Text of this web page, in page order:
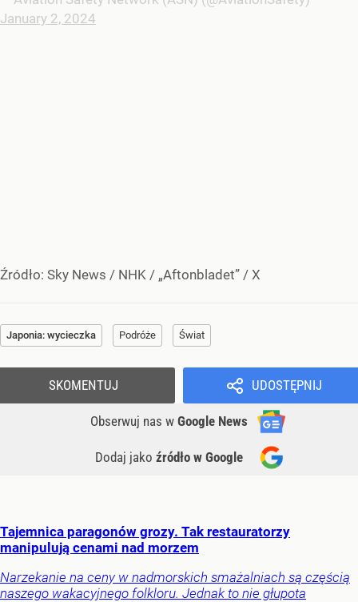
January 2, 2024
Źródło: Sky News / NHK / „Aftonbladet” / X
Japonia: wycieczka Podróże Świat
UDOSTĘPNIJ
Obserwuj nas w Google News
Dodaj jako źródło w Google
SKOMENTUJ
Tajemnica paragonów grozy. Tak restauratorzy
manipulują cenami nad morzem
Narzekanie na ceny w nadmorskich smażalniach są częścią
naszego wakacyjnego folkloru. Jednak to nie głupota